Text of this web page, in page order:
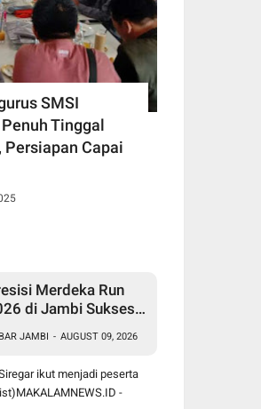
SMSI
Tinggal
Persiapan Capai
Merdeka Run
di Jambi Sukses
Berbagai Daerah
Event
JAMBI - AUGUST 09, 2026
ikut menjadi peserta
-